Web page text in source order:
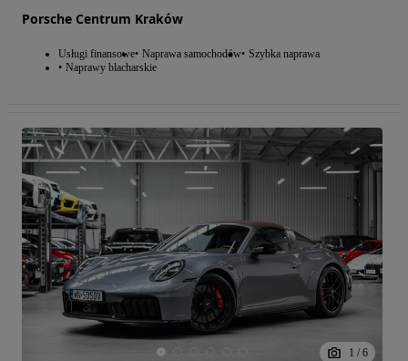
Porsche Centrum Kraków
Usługi finansowe Naprawa samochodów Szybka naprawa
Naprawy blacharskie
1 / 6